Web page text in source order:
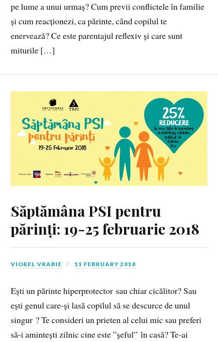
pe lume a unui urmaș? Cum previi conflictele în familie
și cum reacționezi, ca părinte, când copilul te
enervează? Ce este parentajul reflexiv și care sunt
miturile […]
Săptămâna PSI pentru
părinți: 19-25 februarie 2018
VIOREL VRABIE 11 FEBRUARY 2018
Ești un părinte hiperprotector sau chiar cicălitor? Sau
ești genul care-și lasă copilul să se descurce de unul
singur ? Te consideri un prieten al celui mic sau preferi
să-i amintești zilnic cine este ”șeful” în casă? Te-ai